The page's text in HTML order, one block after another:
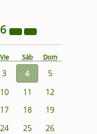
Vie Sáb Dom
3 4
5
10 11
12
17 18
19
24 25
26